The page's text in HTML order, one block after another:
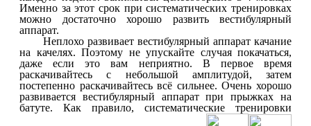
Именно за этот срок при систематических тренировках
можно достаточно хорошо развить вестибулярный
аппарат.
Неплохо развивает вестибулярный аппарат качание
на качелях. Поэтому не упускайте случая покачаться,
даже если это вам неприятно. В первое время
раскачивайтесь с небольшой амплитудой, затем
постепенно раскачивайтесь всё сильнее. Очень хорошо
развивается вестибулярный аппарат при прыжках на
батуте. Как правило, систематические тренировки